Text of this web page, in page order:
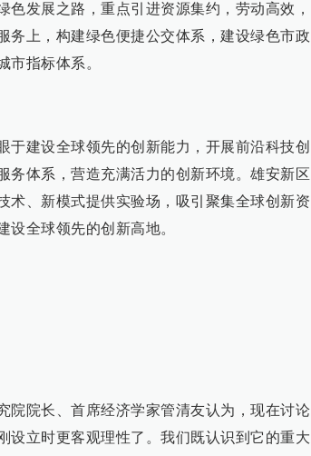
发展之路，重点引进资源集约，劳动高效，
务上，构建绿色便捷公交体系，建设绿色市政
市指标体系。
于建设全球领先的创新能力，开展前沿科技创
务体系，营造充满活力的创新环境。雄安新区
术、新模式提供实验场，吸引聚集全球创新资
设全球领先的创新高地。
院院长、首席经济学家管清友认为，现在讨论
设立时更客观理性了。我们既认识到它的重大